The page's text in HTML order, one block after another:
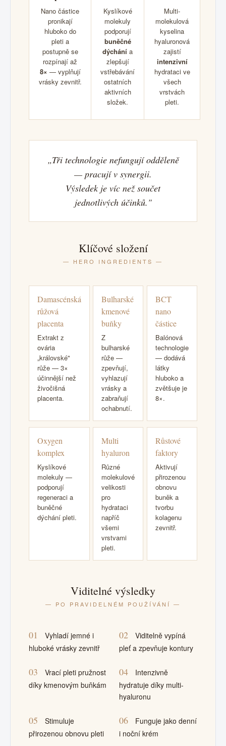
Nano částice
pronikají
hluboko do
pleti a
postupně se
rozpínají až
8× — vyplňují
vrásky zevnitř.
Kyslíkové
molekuly
podporují
buněčné
dýchání a
zlepšují
vstřebávání
ostatních
aktivních
složek.
Multi-
molekulová
kyselina
hyaluronová
zajistí
intenzivní
hydrataci ve
všech
vrstvách
pleti.
„Tři technologie nefungují odděleně
— pracují v synergii.
Výsledek je víc než součet
jednotlivých účinků."
Klíčové složení
— HERO INGREDIENTS —
Damascénská
růžová
placenta
Extrakt z
ovária
„královské"
růže — 3×
účinnější než
živočišná
placenta.
Bulharské
kmenové
buňky
Z
bulharské
růže —
zpevňují,
vyhlazují
vrásky a
zabraňují
ochabnutí.
BCT
nano
částice
Balónová
technologie
— dodává
látky
hluboko a
zvětšuje je
8×.
Oxygen
komplex
Kyslíkové
molekuly —
podporují
regeneraci a
buněčné
dýchání pleti.
Multi
hyaluron
Různé
molekulové
velikosti
pro
hydrataci
napříč
všemi
vrstvami
pleti.
Růstové
faktory
Aktivují
přirozenou
obnovu
buněk a
tvorbu
kolagenu
zevnitř.
Viditelné výsledky
— PO PRAVIDELNÉM POUŽÍVÁNÍ —
01
Vyhladí jemné i
hluboké vrásky zevnitř
02
Viditelně vypíná
pleť a zpevňuje kontury
03
Vrací pleti pružnost
díky kmenovým buňkám
04
Intenzivně
hydratuje díky multi-
hyaluronu
05
Stimuluje
přirozenou obnovu pleti
06
Funguje jako denní
i noční krém